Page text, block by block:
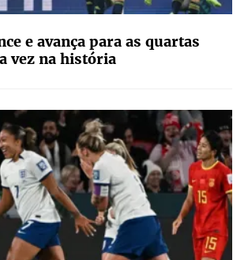
e avança para as quartas
vez na história